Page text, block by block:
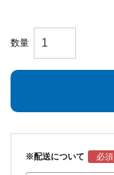
※配送について